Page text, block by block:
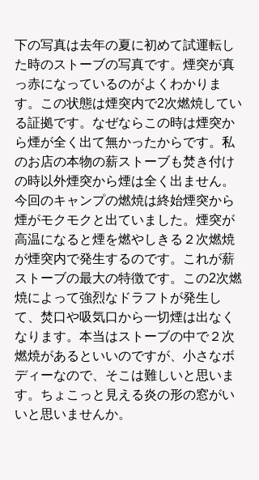
下の写真は去年の夏に初めて試運転し
た時のストーブの写真です。煙突が真
っ赤になっているのがよくわかりま
す。この状態は煙突内で2次燃焼してい
る証拠です。なぜならこの時は煙突か
ら煙が全く出て無かったからです。私
のお店の本物の薪ストーブも焚き付け
の時以外煙突から煙は全く出ません。
今回のキャンプの燃焼は終始煙突から
煙がモクモクと出ていました。煙突が
高温になると煙を燃やしきる２次燃焼
が煙突内で発生するのです。これが薪
ストーブの最大の特徴です。この2次燃
焼によって強烈なドラフトが発生し
て、焚口や吸気口から一切煙は出なく
なります。本当はストーブの中で２次
燃焼があるといいのですが、小さなボ
ディーなので、そこは難しいと思いま
す。ちょこっと見える炎の形の窓がい
いと思いませんか。